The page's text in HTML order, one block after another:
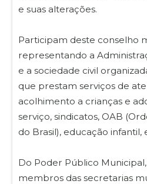
e suas alterações.
Participam deste conselho
representando a
e a sociedade civil
que prestam serviços de
acolhimento a crianças e
serviço, sindicatos, OAB
do Brasil), educação infantil,
Do Poder Público
membros das secretarias